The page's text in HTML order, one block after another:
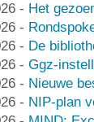
- Het
-
- De
- Ggz-
- Nieuwe
- NIP-plan